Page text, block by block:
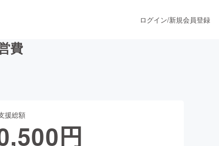
ログイン/新規会員登録
費
援総額
円